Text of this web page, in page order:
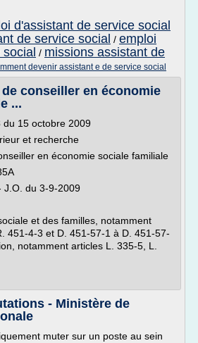
d'assistant de service social
de service social / emploi
/ missions assistant de
devenir assistant e de service social
conseiller en économie
...
du 15 octobre 2009
et recherche
en économie sociale familiale
J.O. du 3-9-2009
et des familles, notamment
451-4-3 et D. 451-57-1 à D. 451-57-
notamment articles L. 335-5, L.
- Ministère de
muter sur un poste au sein